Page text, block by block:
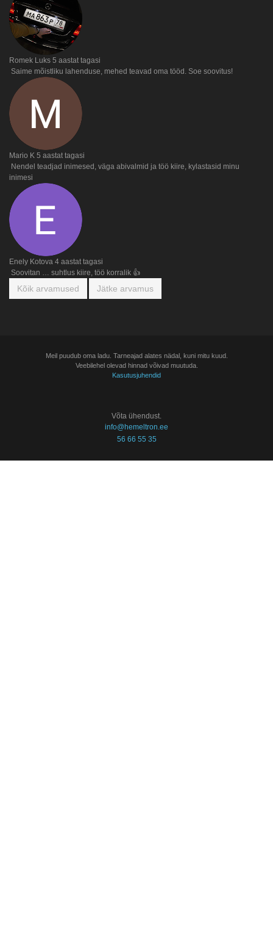
Romek Luks 5 aastat tagasi
Saime mõistliku lahenduse, mehed teavad oma tööd. Soe soovitus!
Mario K 5 aastat tagasi
Nendel teadjad inimesed, väga abivalmid ja töö kiire, kylastasid minu
inimesi
Enely Kotova 4 aastat tagasi
Soovitan … suhtlus kiire, töö korralik 👍
Kõik arvamused Jätke arvamus
Meil puudub oma ladu. Tarneajad alates nädal, kuni mitu kuud.
Veebilehel olevad hinnad võivad muutuda.
Kasutusjuhendid
Võta ühendust.
info@hemeltron.ee
56 66 55 35